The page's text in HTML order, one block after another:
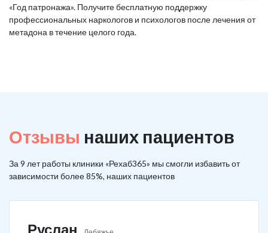
«Год патронажа». Получите бесплатную поддержку
профессиональных наркологов и психологов после лечения от
метадона в течение целого года.
Отзывы наших пациентов
За 9 лет работы клиники «Рехаб365» мы смогли избавить от
зависимости более 85%, наших пациентов
Руслан